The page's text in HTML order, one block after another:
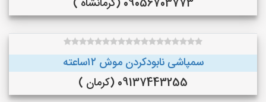
09056703773 (کرمانشاه )
سمپاشی نابودکردن موش ۱۲ساعته
09137443255 (کرمان )